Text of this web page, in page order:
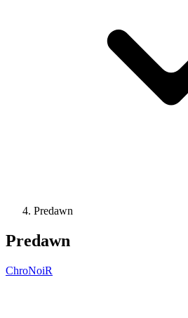
Predawn
Predawn
ChroNoiR